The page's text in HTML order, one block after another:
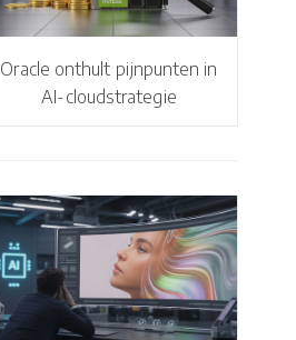
Oracle onthult pijnpunten in
AI-cloudstrategie